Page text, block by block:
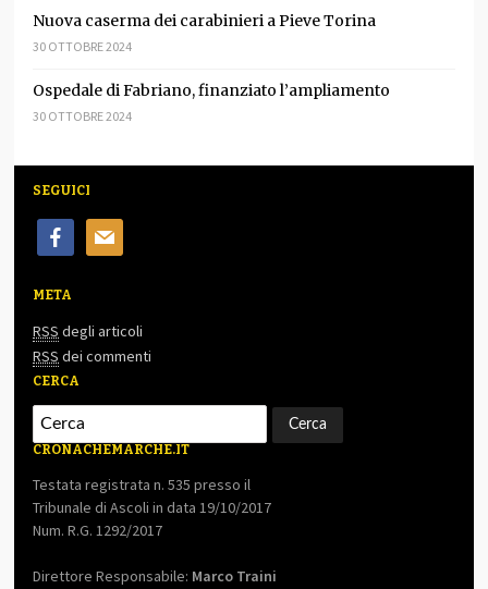
Nuova caserma dei carabinieri a Pieve Torina
30 OTTOBRE 2024
Ospedale di Fabriano, finanziato l’ampliamento
30 OTTOBRE 2024
SEGUICI
facebookmail
META
RSS degli articoli
RSS dei commenti
CERCA
CRONACHEMARCHE.IT
Testata registrata n. 535 presso il
Tribunale di Ascoli in data 19/10/2017
Num. R.G. 1292/2017
Direttore Responsabile: Marco Traini